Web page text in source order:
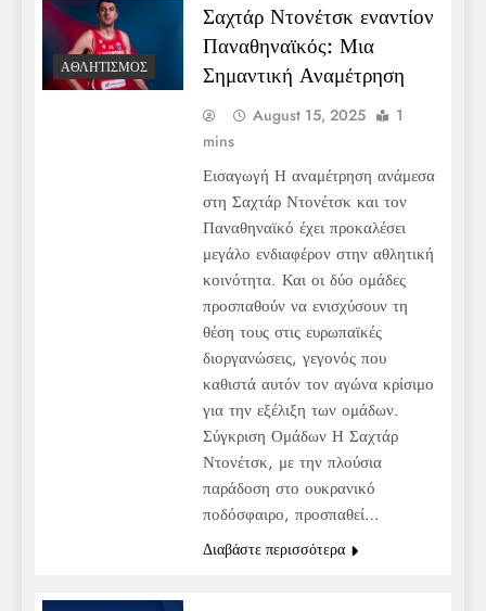
ΑΘΛΗΤΙΣΜΌΣ
Σαχτάρ Ντονέτσκ εναντίον
Παναθηναϊκός: Μια
Σημαντική Αναμέτρηση
August 15, 2025
1
mins
Εισαγωγή Η αναμέτρηση ανάμεσα
στη Σαχτάρ Ντονέτσκ και τον
Παναθηναϊκό έχει προκαλέσει
μεγάλο ενδιαφέρον στην αθλητική
κοινότητα. Και οι δύο ομάδες
προσπαθούν να ενισχύσουν τη
θέση τους στις ευρωπαϊκές
διοργανώσεις, γεγονός που
καθιστά αυτόν τον αγώνα κρίσιμο
για την εξέλιξη των ομάδων.
Σύγκριση Ομάδων Η Σαχτάρ
Ντονέτσκ, με την πλούσια
παράδοση στο ουκρανικό
ποδόσφαιρο, προσπαθεί…
Διαβάστε περισσότερα